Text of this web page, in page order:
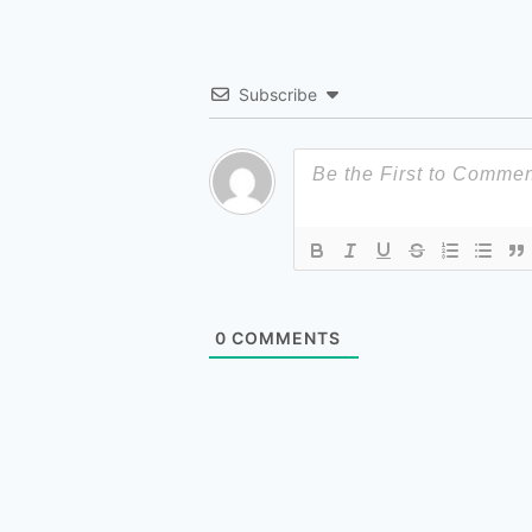
Subscribe
0 COMMENTS